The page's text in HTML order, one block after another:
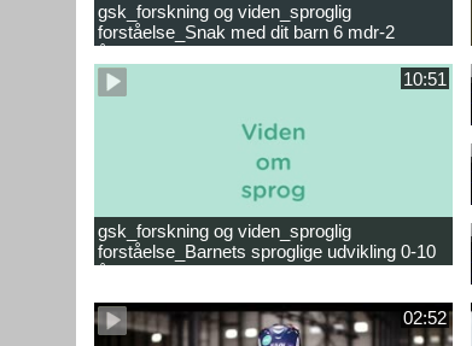
gsk_forskning og viden_sproglig
forståelse_Snak med dit barn 6 mdr-2
år.mp4
10:51
gsk_forskning og viden_sproglig
forståelse_Barnets sproglige udvikling 0-10
år_samlet film.mp4
02:52